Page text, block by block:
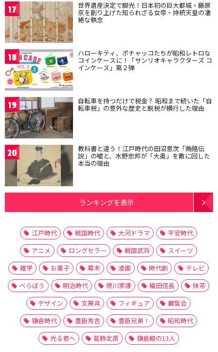
17 世界遺産決定で脚光！日本初の巨大都城・藤原
京を創り上げた知られざる女帝・持統天皇の凄
絶な執念
18 ハローキティ、ポチャッコたちが昭和レトロな
コインケースに！「サンリオキャラクターズ コ
インケース」第２弾
19 自転車を持つだけで税金？ 昭和まで続いた「自
転車税」の意外な歴史と脱税が横行した理由
20 教科書と違う！江戸時代の田沼意次「賄賂伝
説」の嘘と、水野忠邦が「大奥」を敵に回した
本当の理由
ランキングを表示
江戸時代 戦国時代 大河ドラマ
平安時代
アニメ
ロングセラー 戦国武将
スイーツ
雑学
お菓子 幕末 漫画 時代劇
テレビ
べらぼう
明治時代 徳川家康 織田信長
抹茶
デザイン
文房具 フィギュア
展覧会
鎌倉時代
豊臣秀吉 豊臣兄弟！
昭和時代
光る君へ
葛飾北斎 鎌倉殿の13人